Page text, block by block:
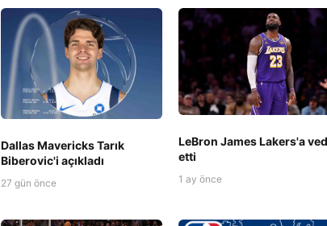
Dallas Mavericks Tarık
Biberovic'i açıkladı
27 gün önce
LeBron James Lakers'a
etti
1 ay önce